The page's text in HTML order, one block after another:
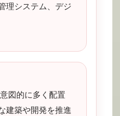
システム、デジ
図的に多く配置
築や開発を推進